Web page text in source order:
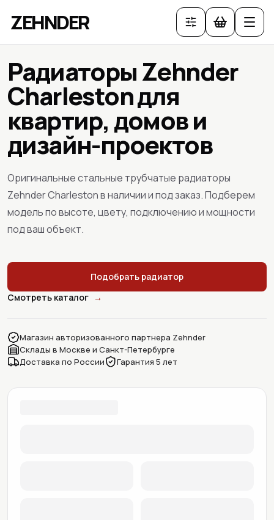
ZEHNDER
Радиаторы Zehnder
Charleston для
квартир, домов и
дизайн-проектов
Оригинальные стальные трубчатые радиаторы
Zehnder Charleston в наличии и под заказ. Подберем
модель по высоте, цвету, подключению и мощности
под ваш объект.
Подобрать радиатор
Смотреть каталог →
Магазин авторизованного партнера Zehnder
Склады в Москве и Санкт-Петербурге
Доставка по России
Гарантия 5 лет